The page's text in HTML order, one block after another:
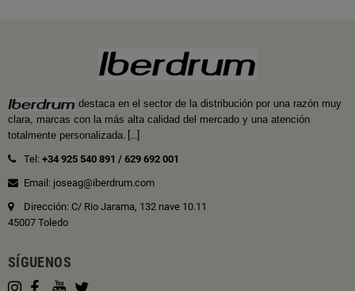
destaca en el sector de la distribución por una razón muy
clara, marcas con la más alta calidad del mercado y una atención
totalmente personalizada. [...]
Tel: +34 925 540 891 / 629 692 001
Email: joseag@iberdrum.com
Dirección: C/ Rio Jarama, 132 nave 10.11
45007 Toledo
SÍGUENOS